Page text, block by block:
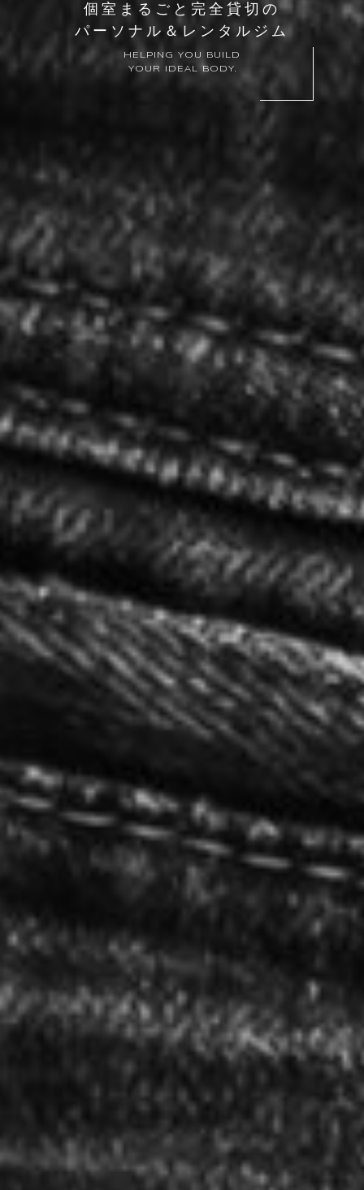
個室まるごと完全貸切の
パーソナル＆レンタルジム
HELPING YOU BUILD
YOUR IDEAL BODY.